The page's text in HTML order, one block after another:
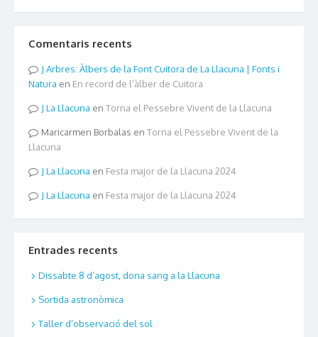
Comentaris recents
Arbres: Àlbers de la Font Cuitora de La Llacuna | Fonts i
Natura en En record de l’àlber de Cuitora
La Llacuna en Torna el Pessebre Vivent de la Llacuna
Maricarmen Borbalas en Torna el Pessebre Vivent de la
Llacuna
La Llacuna en Festa major de la Llacuna 2024
La Llacuna en Festa major de la Llacuna 2024
Entrades recents
Dissabte 8 d’agost, dona sang a la Llacuna
Sortida astronòmica
Taller d’observació del sol